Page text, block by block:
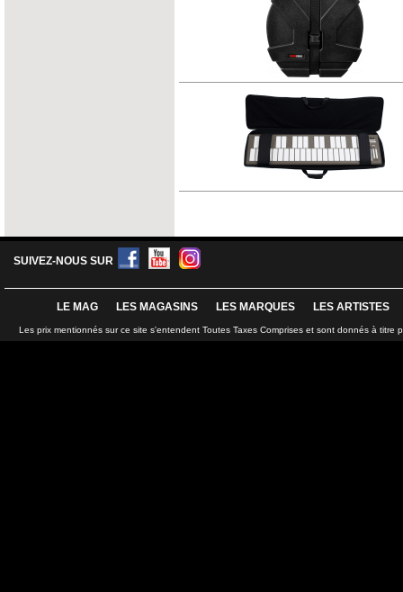
SUIVEZ-NOUS SUR
LE MAG LES MAGASINS LES MARQUES LES ARTISTES
Les prix mentionnés sur ce site s'entendent Toutes Taxes Comprises et sont donnés à